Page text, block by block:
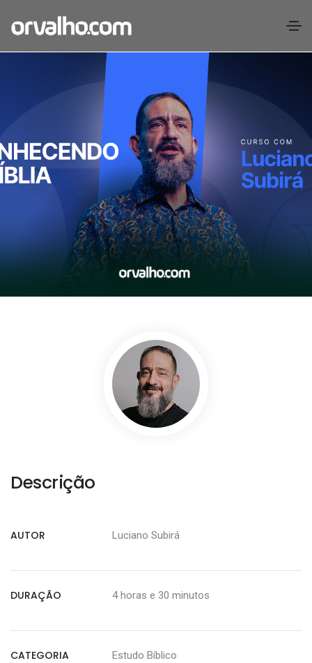
Descrição
AUTOR Luciano Subirá
DURAÇÃO 4 horas e 30 minutos
CATEGORIA Estudo Bíblico